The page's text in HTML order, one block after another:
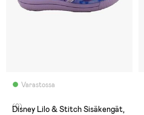
Varastossa
(0)
Disney Lilo & Stitch Sisäkengät,